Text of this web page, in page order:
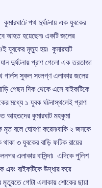
পথ দুর্ঘটনায় এক যুবকের
আহত হয়েছেন৷ একটি জলের
যুবকের মৃত্যু হয়৷ কুমারঘাট
দুর্ঘটনায় প্রাণ গেলো এক তরতাজা
গার্লস সুকল সংলগ্ণ এলাকার জলের
পেছন দিক থেকে এসে বাইকটিকে
মধ্যে ১ যুবক ঘটনাস্থলেই প্রাণ
আহতদের কুমারঘাট মহকুমা
বলে ঘোষণা করেন৷বাকি ২ জনকে
থাকা ৩ যুবকের বাড়ি ফটিক রায়ের
এলাকার বাসিন্দা৷ এদিকে পুলিশ
এবং বাইকটিকে উদ্ধার করে
মৃত্যুতে গোটা এলাকায় শোকের ছায়া